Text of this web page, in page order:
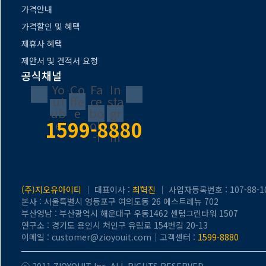
가격안내
가격할인 및 혜택
제휴사 혜택
제안서 및 견적서 요청
공식채널
Yo
ut
ub
e
Co
ffe
e
Fa
ce
bo
ok
-f
In
sta
gr
a
m
1599-8880
(주)지오유아이티 ｜ 대표이사 : 최혁진 ｜ 사업자등록번호 : 107-88-
본사 : 서울특별시 영등포구 여의도동 26 에스트레뉴 702
부산영남 : 부산광역시 해운대구 우동1462 센텀그린타워 1507
연구소 : 경기도 용인시 처인구 유림로 154번길 20-13
이메일 : customer@zioyouit.com｜고객센터 : 1599-8880